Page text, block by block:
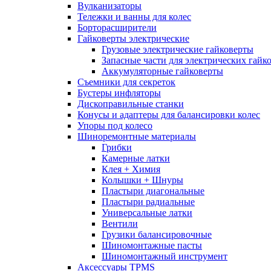
Вулканизаторы
Тележки и ванны для колес
Борторасширители
Гайковерты электрические
Грузовые электрические гайковерты
Запасные части для электрических
Аккумуляторные гайковерты
Съемники для секреток
Бустеры инфляторы
Дископравильные станки
Конусы и адаптеры для балансировки колес
Упоры под колесо
Шиноремонтные материалы
Грибки
Камерные латки
Клея + Химия
Колышки + Шнуры
Пластыри диагональные
Пластыри радиальные
Универсальные латки
Вентили
Грузики балансировочные
Шиномонтажные пасты
Шиномонтажный инструмент
Аксессуары TPMS